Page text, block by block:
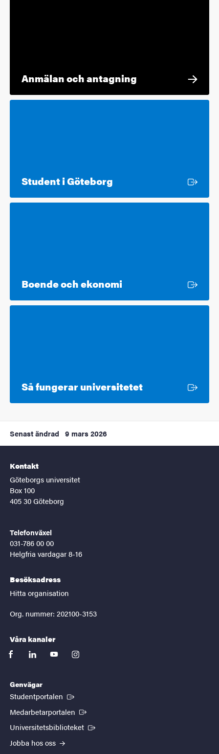
Anmälan och antagning
Student i Göteborg
Boende och ekonomi
Så fungerar universitetetExtern länk
Senast ändrad 9 mars 2026
Kontakt
Göteborgs universitet
Box 100
405 30 Göteborg
Telefonväxel
031-786 00 00
Helgfria vardagar 8-16
Besöksadress
Hitta organisation
Org. nummer: 202100-3153
Våra kanaler
facebooklinkedinyoutubeinstagram
Genvägar
Studentportalen (Extern länk)
Medarbetarportalen (Extern länk)
Universitetsbiblioteket (Extern länk)
Jobba hos oss